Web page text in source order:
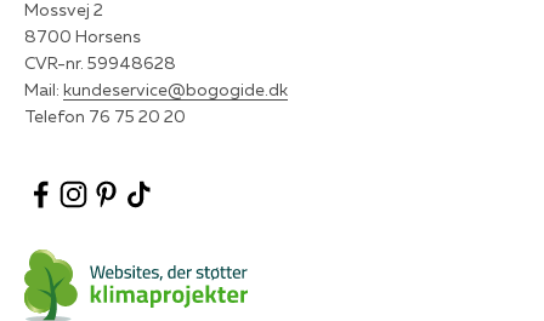
Mossvej 2
8700 Horsens
CVR-nr. 59948628
Mail: kundeservice@bogogide.dk
Telefon 76 75 20 20